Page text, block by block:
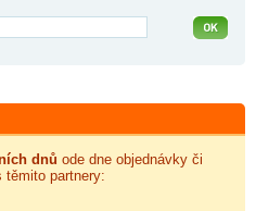
dnů ode dne objednávky či
partnery: